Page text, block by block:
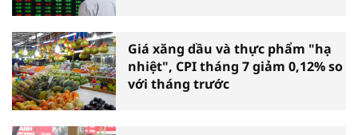
Giá xăng dầu và thực phẩm "hạ
nhiệt", CPI tháng 7 giảm 0,12% so
với tháng trước